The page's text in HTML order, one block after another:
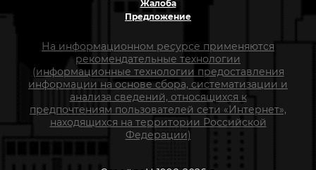
Жалоба
Предложение
На информационном ресурсе применяются
рекомендательные технологии
(информационные технологии предоставления
информации на основе сбора, систематизации и
анализа сведений, относящихся к
предпочтениям пользователей сети «Интернет»,
находящихся на территории Российской
Федерации)